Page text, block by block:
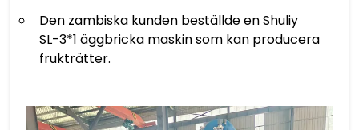
Den zambiska kunden beställde en Shuliy
SL-3*1 äggbricka maskin som kan producera
frukträtter.